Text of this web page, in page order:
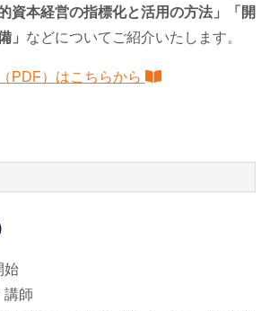
資本経営の指標化と活用の方法」「開
」 などについてご紹介いたします。
PDF）はこちらから
開始
講師